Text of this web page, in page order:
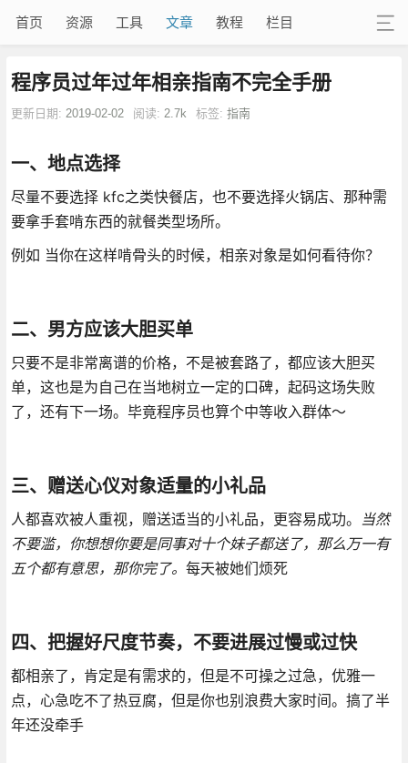
首页 资源 工具 文章 教程 栏目
程序员过年过年相亲指南不完全手册
更新日期: 2019-02-02 阅读: 2.7k 标签: 指南
一、地点选择
尽量不要选择 kfc之类快餐店，也不要选择火锅店、那种需
要拿手套啃东西的就餐类型场所。
例如 当你在这样啃骨头的时候，相亲对象是如何看待你？
二、男方应该大胆买单
只要不是非常离谱的价格，不是被套路了，都应该大胆买
单，这也是为自己在当地树立一定的口碑，起码这场失败
了，还有下一场。毕竟程序员也算个中等收入群体～
三、赠送心仪对象适量的小礼品
人都喜欢被人重视，赠送适当的小礼品，更容易成功。
当然
不要滥，你想想你要是同事对十个妹子都送了，那么万一有
五个都有意思，那你完了。 每天被她们烦死
四、把握好尺度节奏，不要进展过慢或过快
都相亲了，肯定是有需求的，但是不可操之过急，优雅一
点，心急吃不了热豆腐，但是你也别浪费大家时间。搞了半
年还没牵手